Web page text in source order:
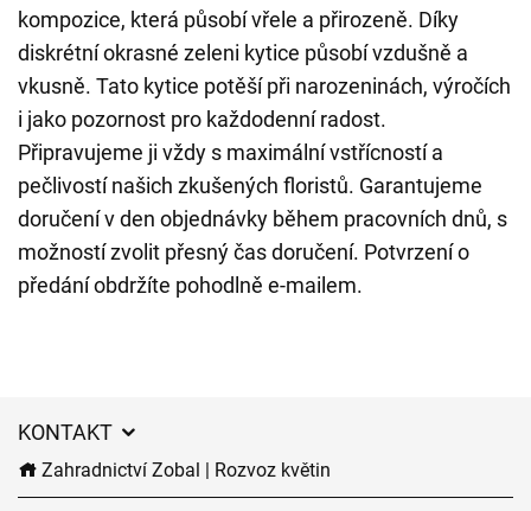
kompozice, která působí vřele a přirozeně. Díky
diskrétní okrasné zeleni kytice působí vzdušně a
vkusně. Tato kytice potěší při narozeninách, výročích
i jako pozornost pro každodenní radost.
Připravujeme ji vždy s maximální vstřícností a
pečlivostí našich zkušených floristů. Garantujeme
doručení v den objednávky během pracovních dnů, s
možností zvolit přesný čas doručení. Potvrzení o
předání obdržíte pohodlně e-mailem.
KONTAKT
Zahradnictví Zobal | Rozvoz květin